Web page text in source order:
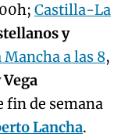
Castilla-La
y
a las 8,
fin de semana
Lancha.